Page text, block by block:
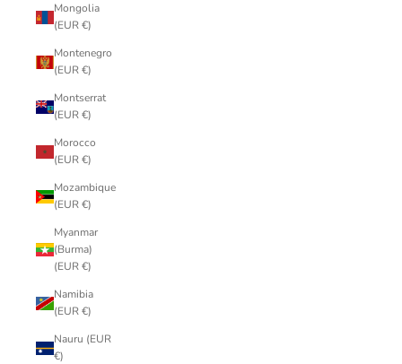
Mongolia
(EUR €)
Montenegro
(EUR €)
Montserrat
(EUR €)
Morocco
(EUR €)
Mozambique
(EUR €)
Myanmar
(Burma)
(EUR €)
Namibia
(EUR €)
Nauru (EUR
€)